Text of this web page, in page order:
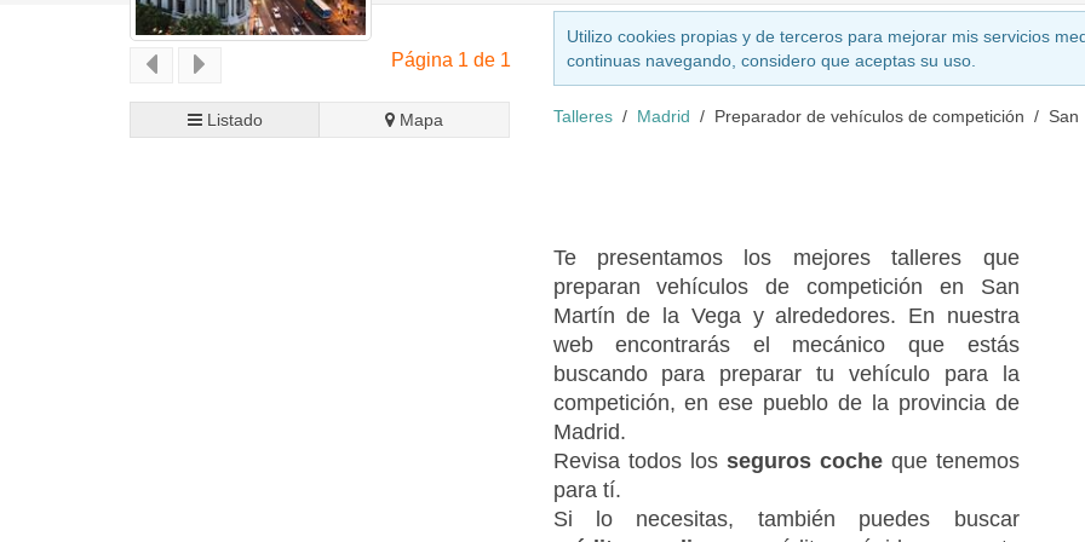
Página 1 de 1
Listado Mapa
Utilizo cookies propias y de terceros para mejorar mis servicios
continuas navegando, considero que aceptas su uso.
Talleres Madrid Preparador de vehículos de competición San
Te presentamos los mejores talleres que
preparan vehículos de competición en San
Martín de la Vega y alrededores. En nuestra
web encontrarás el mecánico que estás
buscando para preparar tu vehículo para la
competición, en ese pueblo de la provincia de
Madrid.
Revisa todos los seguros cocheque tenemos
para tí.
Si lo necesitas, también puedes buscar